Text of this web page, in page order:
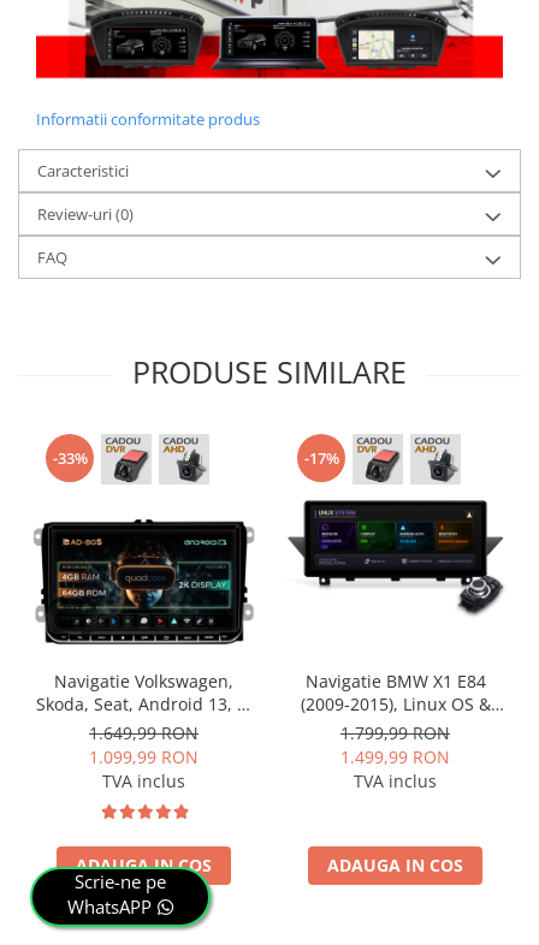
Informatii conformitate produs
Caracteristici
Review-uri(0)
FAQ
PRODUSE SIMILARE
-33%
Navigatie Volkswagen,
Skoda, Seat, Android 13, S-
Quadcore / 4GB RAM +
64GB ROM, 9 Inch - AD-
BGSW94L
1.649,99 RON
1.099,99 RON
TVA inclus
ADAUGA IN COS
-17%
Navigatie BMW X1 E84
(2009-2015), Linux OS &
OEM, Varianta iDrive,
CarPlay & Android Auto
Wireless, MirrorLink,
BGRKITBM004
1.799,99 RON
1.499,99 RON
TVA inclus
ADAUGA IN COS
Scrie-ne pe
WhatsAPP